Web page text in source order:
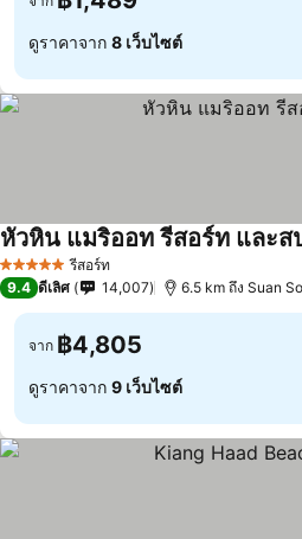
ดูราคาจาก 8 เว็บไซต์
5 ดาว รีสอร์ท
หัวหิน แมริออท รีสอร์ท และส
9.4 ดีเลิศ 14,007 6.5 km ถึง Suan
จาก ฿4,805
ดูราคาจาก 9 เว็บไซต์